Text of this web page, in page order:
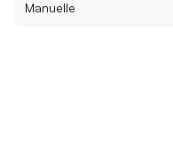
Manuelle